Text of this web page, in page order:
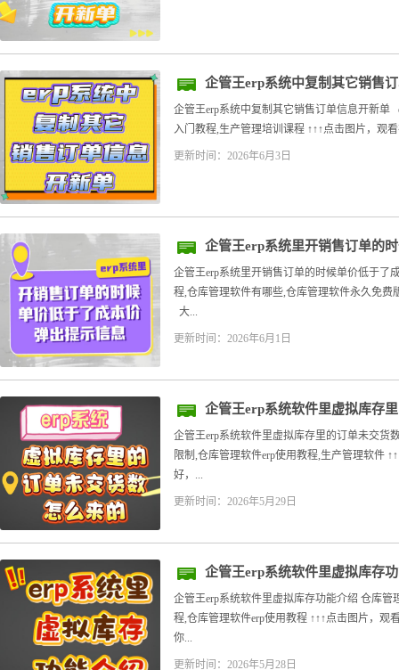
企管王erp系统中复制其它销售
企管王erp系统中复制其它销售订单信息开新单
入门教程,生产管理培训课程 ↑↑↑点击图片，观
更新时间：2026年6月3日
企管王erp系统里开销售订单的
息
企管王erp系统里开销售订单的时候单价低于了
程,仓库管理软件有哪些,仓库管理软件永久免费
大...
更新时间：2026年6月1日
企管王erp系统软件里虚拟库存
企管王erp系统软件里虚拟库存里的订单未交货
限制,仓库管理软件erp使用教程,生产管理软件
好，...
更新时间：2026年5月29日
企管王erp系统软件里虚拟库存
企管王erp系统软件里虚拟库存功能介绍 仓库
程,仓库管理软件erp使用教程 ↑↑↑点击图片，
你...
更新时间：2026年5月28日